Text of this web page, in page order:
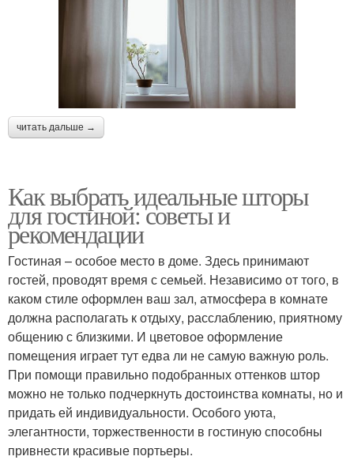
читать дальше →
Как выбрать идеальные шторы
для гостиной: советы и
рекомендации
Гостиная – особое место в доме. Здесь принимают
гостей, проводят время с семьей. Независимо от того, в
каком стиле оформлен ваш зал, атмосфера в комнате
должна располагать к отдыху, расслаблению, приятному
общению с близкими. И цветовое оформление
помещения играет тут едва ли не самую важную роль.
При помощи правильно подобранных оттенков штор
можно не только подчеркнуть достоинства комнаты, но и
придать ей индивидуальности. Особого уюта,
элегантности, торжественности в гостиную способны
привнести красивые портьеры.